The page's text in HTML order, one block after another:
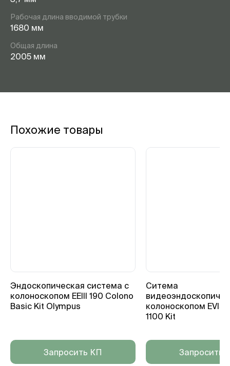
Рабочая длина вводимой трубки
1680 мм
Общая длина
2005 мм
Похожие товары
Эндоскопическая система с
колоноскопом EEIII 190 Colono
Basic Kit Olympus
Запросить КП
Ситема
колоноскопом EVIS
1100 Kit
Запросить